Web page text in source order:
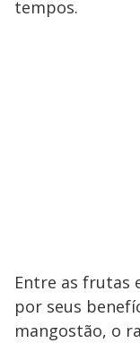
tempos.
Entre as frutas
por seus
mangostão, o